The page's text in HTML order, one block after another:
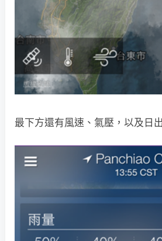
最下方還有風速、氣壓，以及日